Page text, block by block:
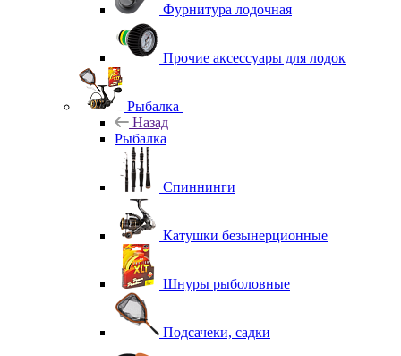
Фурнитура лодочная
Прочие аксессуары для лодок
Рыбалка
Назад
Рыбалка
Спиннинги
Катушки безынерционные
Шнуры рыболовные
Подсачеки, садки